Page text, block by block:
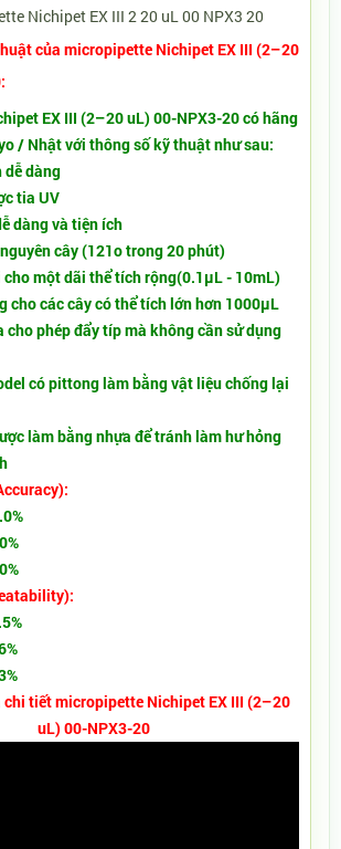
của micropipette Nichipet EX III (2–20
EX III (2–20 uL) 00-NPX3-20 có hãng
/ Nhật với thông số kỹ thuật như sau:
dễ dàng
tia UV
dàng và tiện ích
cây (121o trong 20 phút)
cho một dãi thể tích rộng(0.1µL - 10mL)
cho các cây có thể tích lớn hơn 1000µL
cho phép đẩy típ mà không cần sử dụng
có pittong làm bằng vật liệu chống lại
làm bằng nhựa để tránh làm hư hỏng
chi tiết micropipette Nichipet EX III (2–20
uL) 00-NPX3-20